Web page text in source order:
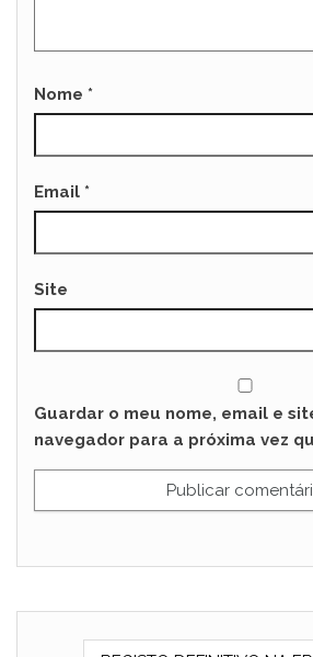
Nome *
Email *
Site
Guardar o meu nome, email e
navegador para a próxima vez